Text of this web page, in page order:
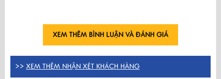
XEM THÊM BÌNH LUẬN VÀ ĐÁNH GIÁ
>> XEM THÊM NHẬN XÉT KHÁCH HÀNG